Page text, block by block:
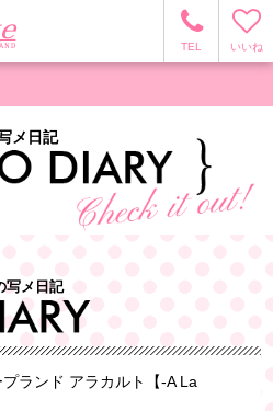
TEL いいね
メ日記
写メ日記